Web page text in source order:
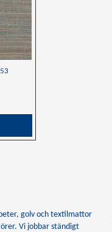
golv och textilmattor
Vi jobbar ständigt